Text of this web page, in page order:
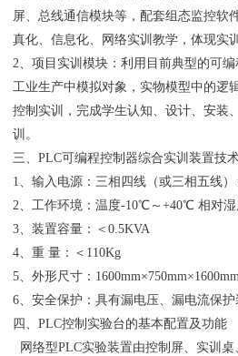
屏、总线通信模块等，配套组态监控软
真化、信息化、网络实训教学，体现实
2、项目实训模块：利用目前典型的可
工业生产中模拟对象，实物模型中的逻
控制实训，完成学生认知、设计、安装
训。
三、PLC可编程控制器综合实训装置技
1、输入电源：三相四线（或三相五线）
2、工作环境：温度-10℃～+40℃ 相对
3、装置容量：＜0.5KVA
4、重 量：＜110Kg
5、外形尺寸：1600mm×750mm×1600mm
6、安全保护：具有漏电压、漏电流保
四、PLC控制实验台的基本配置及功能
网络型PLC实验装置由控制屏、实训